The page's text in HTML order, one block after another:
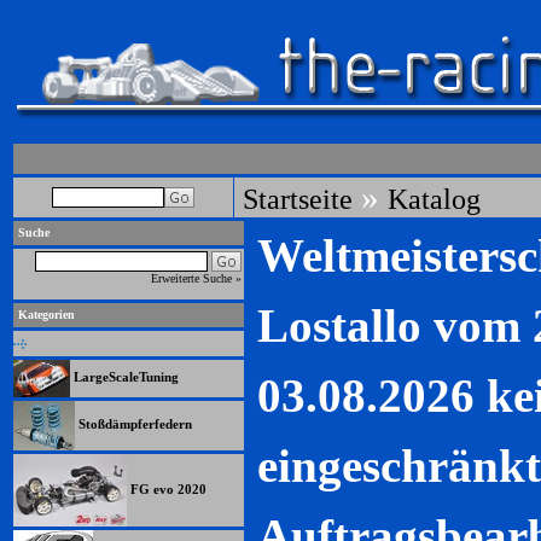
Startseite » Katalog
Suche
Erweiterte Suche »
Kategorien
LargeScaleTuning
Stoßdämpferfedern
FG evo 2020
Lostallo vom
03.08.2026